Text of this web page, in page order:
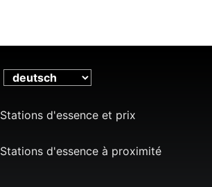
Stations d'essence et prix
Stations d'essence à proximité